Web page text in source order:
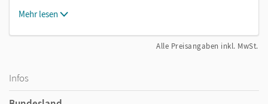
Mehr lesen
Alle Preisangaben inkl. MwSt.
Infos